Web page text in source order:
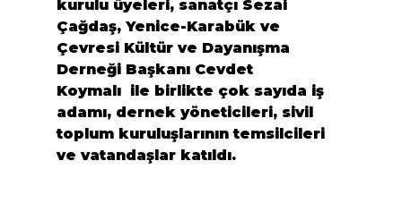
kurulu üyeleri, sanatçı Sezai
Çağdaş, Yenice-Karabük ve
Çevresi Kültür ve Dayanışma
Derneği Başkanı Cevdet
Koymalı ile birlikte çok sayıda iş
adamı, dernek yöneticileri, sivil
toplum kuruluşlarının temsilcileri
ve vatandaşlar katıldı.